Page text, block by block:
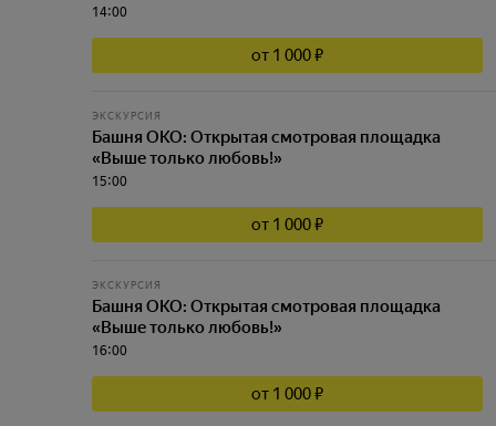
14:00
от 1 000 ₽
ЭКСКУРСИЯ
Башня ОКО: Открытая смотровая площадка
«Выше только любовь!»
15:00
от 1 000 ₽
ЭКСКУРСИЯ
Башня ОКО: Открытая смотровая площадка
«Выше только любовь!»
16:00
от 1 000 ₽